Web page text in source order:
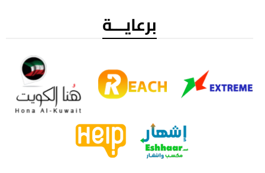
برعايـــة